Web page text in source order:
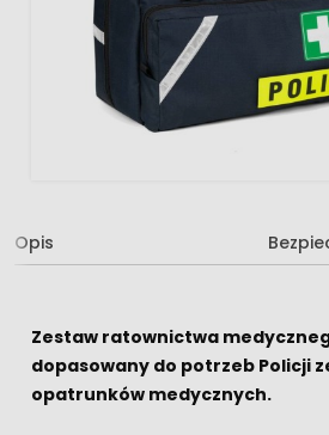
Opis
Zestaw ratownictwa
dopasowany do potrzeb Policji
opatrunków medycznych.